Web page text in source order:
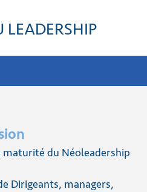
LEADERSHIP
maturité du Néoleadership
Dirigeants, managers,